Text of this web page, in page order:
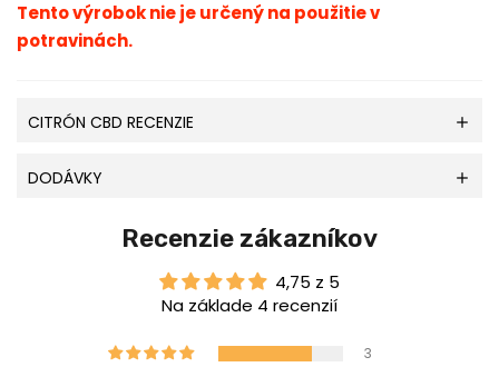
Tento výrobok nie je určený na použitie v
potravinách.
CITRÓN CBD RECENZIE
DODÁVKY
Recenzie zákazníkov
4,75 z 5
Na základe 4 recenzií
3